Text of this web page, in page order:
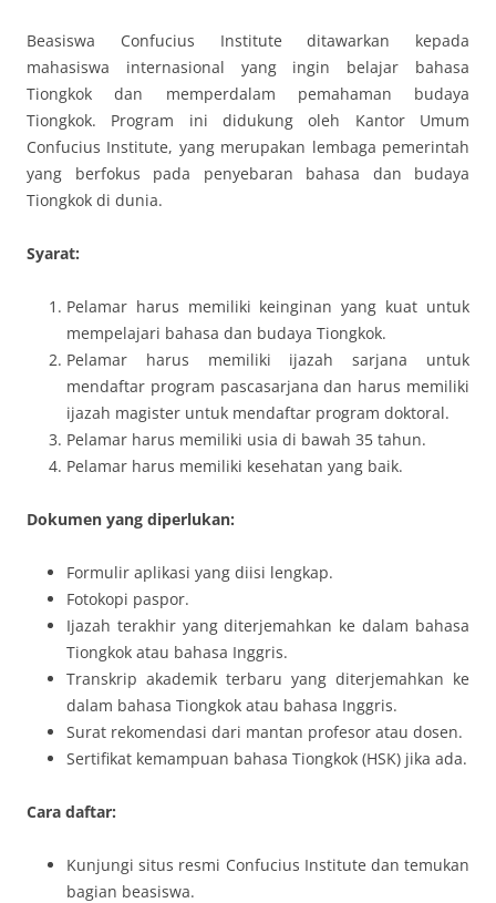
Beasiswa Confucius Institute ditawarkan kepada
mahasiswa internasional yang ingin belajar bahasa
Tiongkok dan memperdalam pemahaman budaya
Tiongkok. Program ini didukung oleh Kantor Umum
Confucius Institute, yang merupakan lembaga pemerintah
yang berfokus pada penyebaran bahasa dan budaya
Tiongkok di dunia.
Syarat:
Pelamar harus memiliki keinginan yang kuat untuk
mempelajari bahasa dan budaya Tiongkok.
Pelamar harus memiliki ijazah sarjana untuk
mendaftar program pascasarjana dan harus memiliki
ijazah magister untuk mendaftar program doktoral.
Pelamar harus memiliki usia di bawah 35 tahun.
Pelamar harus memiliki kesehatan yang baik.
Dokumen yang diperlukan:
Formulir aplikasi yang diisi lengkap.
Fotokopi paspor.
Ijazah terakhir yang diterjemahkan ke dalam bahasa
Tiongkok atau bahasa Inggris.
Transkrip akademik terbaru yang diterjemahkan ke
dalam bahasa Tiongkok atau bahasa Inggris.
Surat rekomendasi dari mantan profesor atau dosen.
Sertifikat kemampuan bahasa Tiongkok (HSK) jika ada.
Cara daftar:
Kunjungi situs resmi Confucius Institute dan temukan
bagian beasiswa.